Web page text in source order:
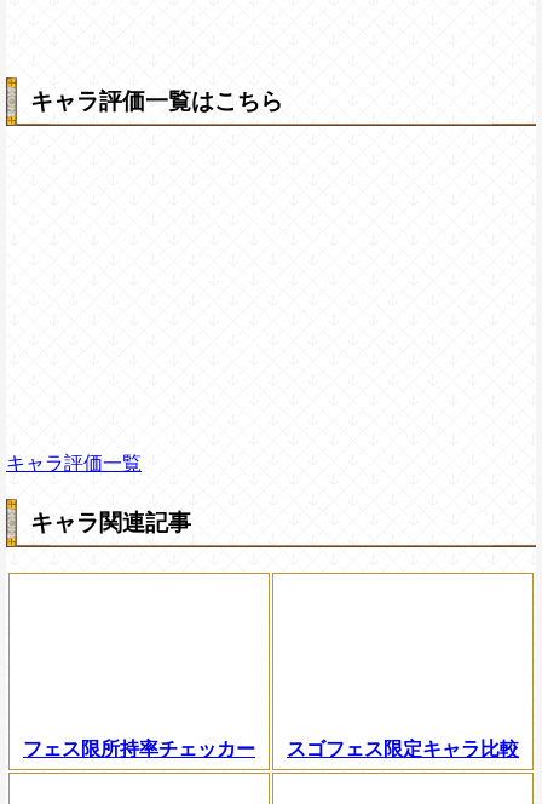
キャラ評価一覧はこちら
キャラ評価一覧
キャラ関連記事
フェス限所持率チェッカー スゴフェス限定キャラ比較